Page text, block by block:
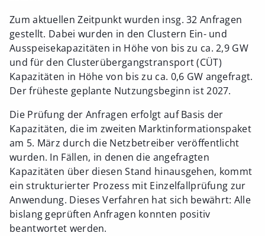
Zum aktuellen Zeitpunkt wurden insg. 32 Anfragen
gestellt. Dabei wurden in den Clustern Ein- und
Ausspeisekapazitäten in Höhe von bis zu ca. 2,9 GW
und für den Clusterübergangstransport (CÜT)
Kapazitäten in Höhe von bis zu ca. 0,6 GW angefragt.
Der früheste geplante Nutzungsbeginn ist 2027.
Die Prüfung der Anfragen erfolgt auf Basis der
Kapazitäten, die im zweiten Marktinformationspaket
am 5. März durch die Netzbetreiber veröffentlicht
wurden. In Fällen, in denen die angefragten
Kapazitäten über diesen Stand hinausgehen, kommt
ein strukturierter Prozess mit Einzelfallprüfung zur
Anwendung. Dieses Verfahren hat sich bewährt: Alle
bislang geprüften Anfragen konnten positiv
beantwortet werden.